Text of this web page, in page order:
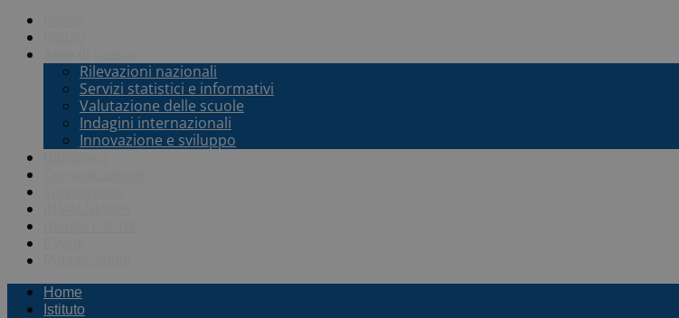
Rilevazioni nazionali
Servizi statistici e informativi
Valutazione delle scuole
Indagini internazionali
Innovazione e sviluppo
Home
Istituto